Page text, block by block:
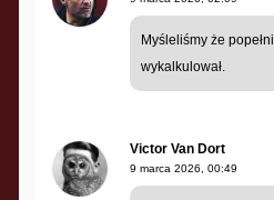
Myśleliśmy że
wykalkulował.
Victor Van Dort
9 marca 2026, 00:49